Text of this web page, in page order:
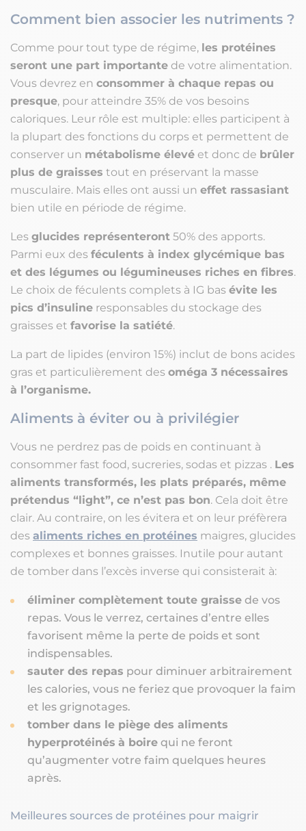
Comment bien associer les nutriments ?
Comme pour tout type de régime, les protéines
seront une part importante de votre alimentation.
Vous devrez en consommer à chaque repas ou
presque, pour atteindre 35% de vos besoins
caloriques. Leur rôle est multiple: elles participent à
la plupart des fonctions du corps et permettent de
conserver un métabolisme élevé et donc de brûler
plus de graisses tout en préservant la masse
musculaire. Mais elles ont aussi un effet rassasiant
bien utile en période de régime.
Les glucides représenteront 50% des apports.
Parmi eux des féculents à index glycémique bas
et des légumes ou légumineuses riches en fibres.
Le choix de féculents complets à IG bas évite les
pics d’insuline responsables du stockage des
graisses et favorise la satiété.
La part de lipides (environ 15%) inclut de bons acides
gras et particulièrement des oméga 3 nécessaires
à l’organisme.
Aliments à éviter ou à privilégier
Vous ne perdrez pas de poids en continuant à
consommer fast food, sucreries, sodas et pizzas . Les
aliments transformés, les plats préparés, même
prétendus “light”, ce n’est pas bon. Cela doit être
clair. Au contraire, on les évitera et on leur préfèrera
des aliments riches en protéines maigres, glucides
complexes et bonnes graisses. Inutile pour autant
de tomber dans l’excès inverse qui consisterait à:
éliminer complètement toute graisse de vos
repas. Vous le verrez, certaines d’entre elles
favorisent même la perte de poids et sont
indispensables.
sauter des repas pour diminuer arbitrairement
les calories, vous ne feriez que provoquer la faim
et les grignotages.
tomber dans le piège des aliments
hyperprotéinés à boire qui ne feront
qu’augmenter votre faim quelques heures
après.
Meilleures sources de protéines pour maigrir